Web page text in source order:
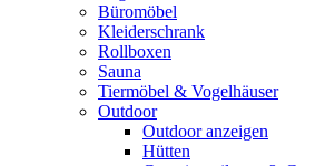
Büromöbel
Kleiderschrank
Rollboxen
Sauna
Tiermöbel & Vogelhäuser
Outdoor
Outdoor anzeigen
Hütten